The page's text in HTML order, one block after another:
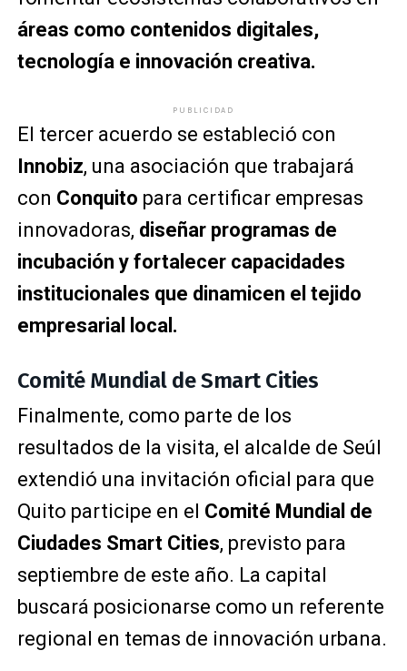
áreas como contenidos digitales,
tecnología e innovación creativa.
PUBLICIDAD
El tercer acuerdo se estableció con
Innobiz, una asociación que trabajará
con Conquito para certificar empresas
innovadoras, diseñar programas de
incubación y fortalecer capacidades
institucionales que dinamicen el tejido
empresarial local.
Comité Mundial de Smart Cities
Finalmente, como parte de los
resultados de la visita, el alcalde de Seúl
extendió una invitación oficial para que
Quito participe en el Comité Mundial de
Ciudades Smart Cities, previsto para
septiembre de este año. La capital
buscará posicionarse como un referente
regional en temas de innovación urbana.